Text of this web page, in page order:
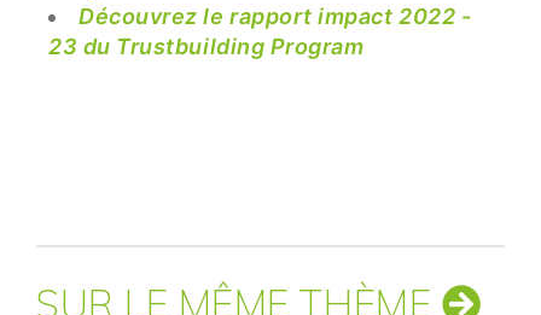
Découvrez le rapport impact 2022 -
23 du Trustbuilding Program
SUR LE MÊME THÈME